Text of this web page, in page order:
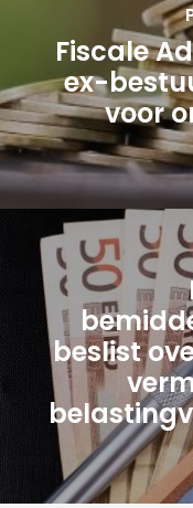
Fiscale
ex-
voor
beslist